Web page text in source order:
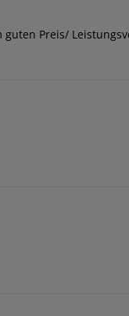
Preis/